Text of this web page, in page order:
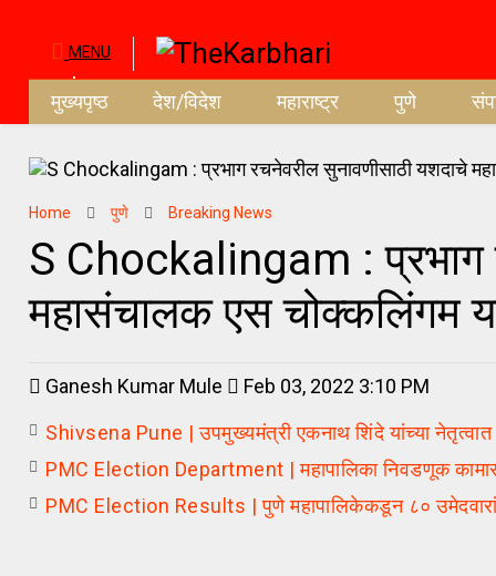
MENU
मुख्यपृष्ठ देश/विदेश महाराष्ट्र पुणे
Home पुणे Breaking News
S Chockalingam : प्रभाग
महासंचालक एस चोक्कलिंगम
Ganesh Kumar Mule
Feb 03, 2022 3:10 PM
Shivsena Pune | उपमुख्यमंत्री एकनाथ शिंदे यांच्या
PMC Election Department | महापालिका निवडणूक
PMC Election Results | पुणे महापालिकेकडून ८०